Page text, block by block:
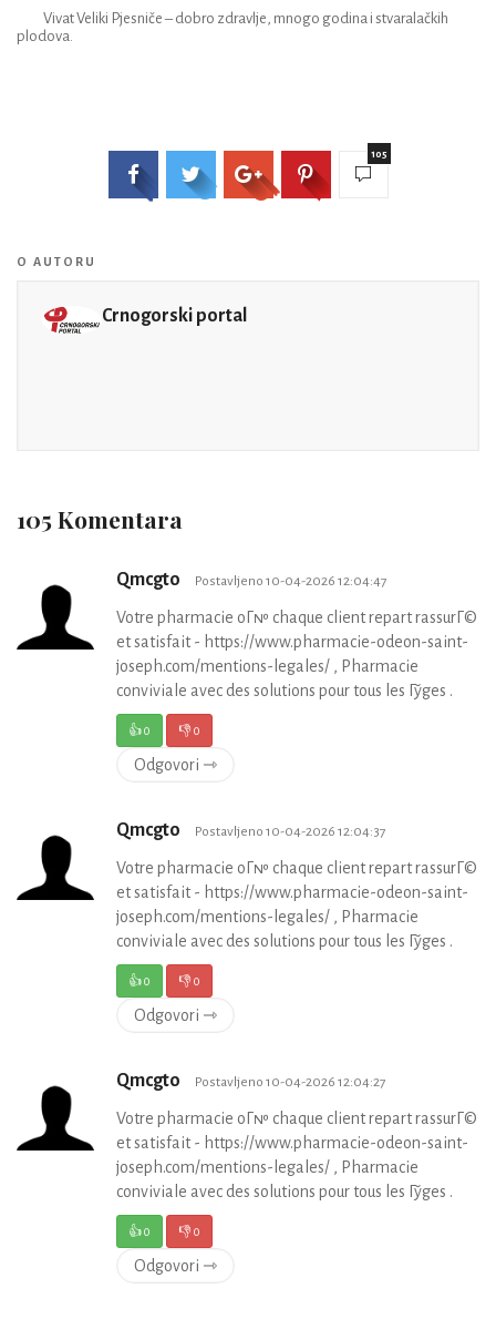
Vivat Veliki Pjesniče – dobro zdravlje, mnogo godina i stvaralačkih
plodova.
105
O AUTORU
Crnogorski portal
105 Komentara
Qmcgto Postavljeno 10-04-2026 12:04:47
Votre pharmacie oГ№ chaque client repart rassurГ©
et satisfait - https://www.pharmacie-odeon-saint-
joseph.com/mentions-legales/ , Pharmacie
conviviale avec des solutions pour tous les Гўges .
👍0 👎0
Odgovori ⇾
Qmcgto Postavljeno 10-04-2026 12:04:37
Votre pharmacie oГ№ chaque client repart rassurГ©
et satisfait - https://www.pharmacie-odeon-saint-
joseph.com/mentions-legales/ , Pharmacie
conviviale avec des solutions pour tous les Гўges .
👍0 👎0
Odgovori ⇾
Qmcgto Postavljeno 10-04-2026 12:04:27
Votre pharmacie oГ№ chaque client repart rassurГ©
et satisfait - https://www.pharmacie-odeon-saint-
joseph.com/mentions-legales/ , Pharmacie
conviviale avec des solutions pour tous les Гўges .
👍0 👎0
Odgovori ⇾